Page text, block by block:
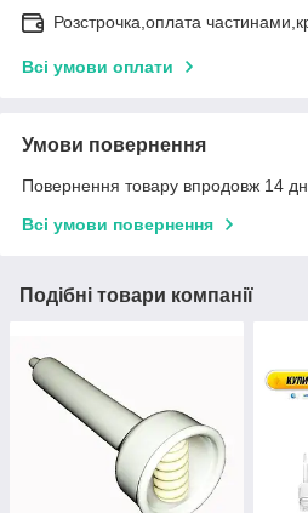
Розстрочка,оплата
Всі умови оплати
Умови повернення
Повернення товару впродовж 14
Всі умови повернення
Подібні товари компанії